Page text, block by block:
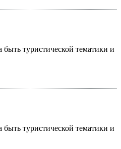
быть туристической тематики и
быть туристической тематики и